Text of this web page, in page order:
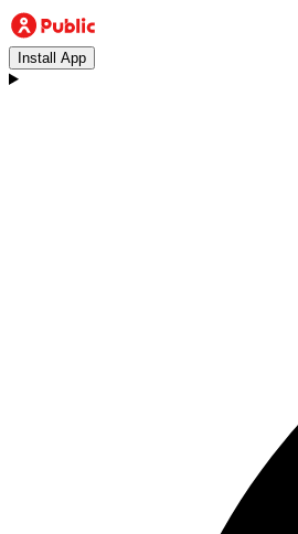
Install App